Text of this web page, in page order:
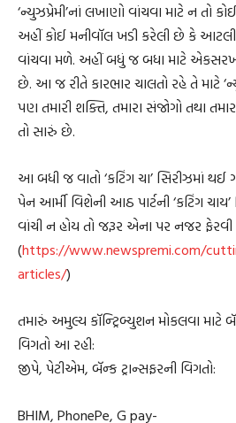
‘ન્યુઝપ્રેમી’નાં લખાણો વાંચવા માટે ન તો
અહીં કોઈ મનીવૉલ ખડી કરેલી છે કે
વાંચવા મળે. અહીં બધું જ બધા માટે એકસરખા
છે. આ જ રીતે કારભાર ચાલતો રહે તે માટે
પણ તમારી શક્તિ, તમારા સંજોગો તથા
તો સારું છે.
આ બધી જ વાતો ‘કટિંગ ચા’ સિરીઝમાં
પેન આર્મી વિશેની આઠ પાર્ટની ‘કટિંગ
વાંચી ન હોય તો જરૂર એના પર નજર ફેરવી
(https://www.newspremi.com/
articles/)
તમારું અમુલ્ય કૉન્ટ્રિબ્યુશન મોકલવા માટે
વિગતો આ રહી:
જીપે, પેટીએમ, બૅન્ક ટ્રાન્સફરની વિગતો:
BHIM, PhonePe, G pay-